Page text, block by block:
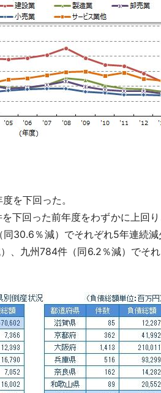
を下回った。
回った前年度をわずかに上回
30.6％減）でそれぞれ5年連続
九州784件（同6.2％減）でそ